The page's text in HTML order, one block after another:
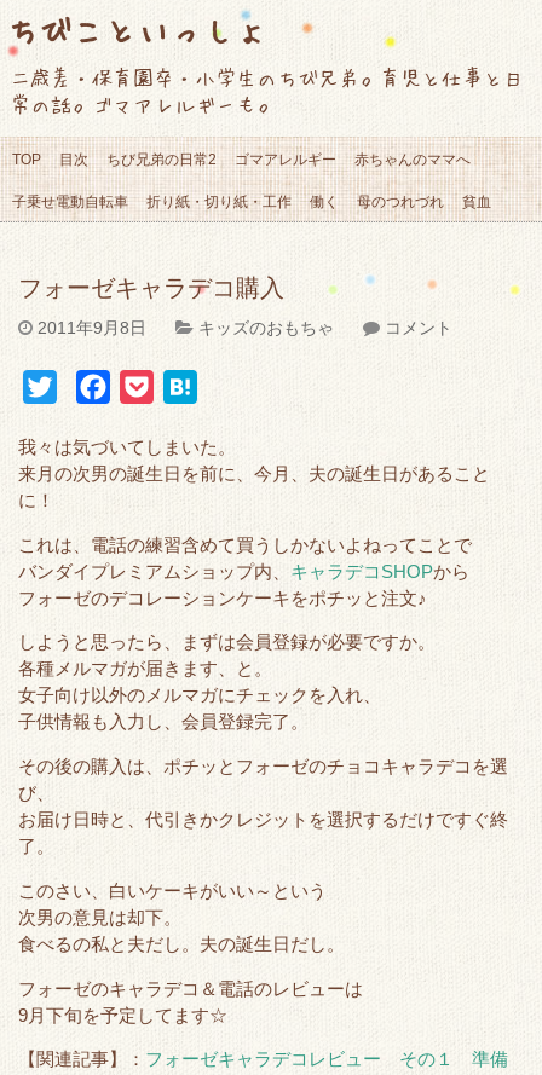
ちびこといっしょ
二歳差・保育園卒・小学生のちび兄弟。育児と仕事と日
常の話。ゴマアレルギーも。
TOP 目次 ちび兄弟の日常2 ゴマアレルギー 赤ちゃんのママへ
子乗せ電動自転車 折り紙・切り紙・工作 働く 母のつれづれ 貧血
フォーゼキャラデコ購入
2011年9月8日 キッズのおもちゃ コメント
i
t
e
c
e
o
o
c
k
t
t
e
a
我々は気づいてしまいた。
来月の次男の誕生日を前に、今月、夫の誕生日があること
に！
これは、電話の練習含めて買うしかないよねってことで
バンダイプレミアムショップ内、 キャラデコSHOPから
フォーゼのデコレーションケーキをポチッと注文♪
しようと思ったら、まずは会員登録が必要ですか。
各種メルマガが届きます、と。
女子向け以外のメルマガにチェックを入れ、
子供情報も入力し、会員登録完了。
その後の購入は、ポチッとフォーゼのチョコキャラデコを選
び、
お届け日時と、代引きかクレジットを選択するだけですぐ終
了。
このさい、白いケーキがいい～という
次男の意見は却下。
食べるの私と夫だし。夫の誕生日だし。
フォーゼのキャラデコ＆電話のレビューは
9月下旬を予定してます☆
【関連記事】： フォーゼキャラデコレビュー その１ 準備